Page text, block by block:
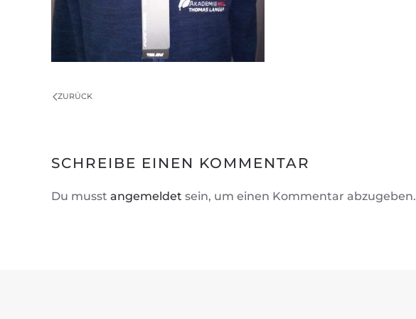
ZURÜCK
SCHREIBE EINEN KOMMENTAR
Du musst angemeldet sein, um einen Kommentar abzugeben.